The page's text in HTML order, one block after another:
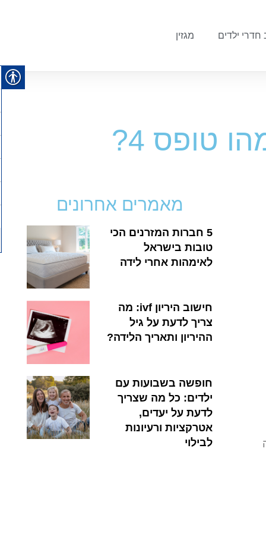
חדרי ילדים מגזין
טופס 4?
מאמרים אחרונים
5 חברות המזרנים הכי
טובות בישראל
לאימהות אחרי לידה
חישוב היריון ivf: מה
צריך לדעת על גיל
ההיריון ותאריך הלידה?
חופשה בשבועות עם
ילדים: כל מה שצריך
לדעת על יעדים,
אטרקציות ורעיונות
לבילוי